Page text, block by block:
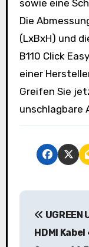
sowie eine
Die
(LxBxH) und
B110 Click
einer
Greifen Sie
unschlagbare
B
UGREEN
HDMI